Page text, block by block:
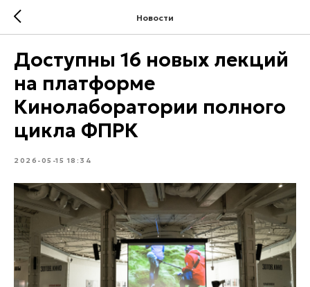
Новости
Доступны 16 новых лекций
на платформе
Кинолаборатории полного
цикла ФПРК
2026-05-15 18:34